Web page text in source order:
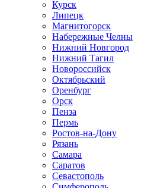
Курск
Липецк
Магнитогорск
Набережные Челны
Нижний Новгород
Нижний Тагил
Новороссийск
Октябрьский
Оренбург
Орск
Пенза
Пермь
Ростов-на-Дону
Рязань
Самара
Саратов
Севастополь